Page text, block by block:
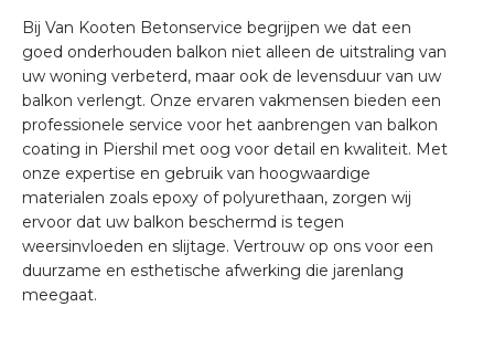
Bij Van Kooten Betonservice begrijpen we dat een
goed onderhouden balkon niet alleen de uitstraling van
uw woning verbeterd, maar ook de levensduur van uw
balkon verlengt. Onze ervaren vakmensen bieden een
professionele service voor het aanbrengen van balkon
coating in Piershil met oog voor detail en kwaliteit. Met
onze expertise en gebruik van hoogwaardige
materialen zoals epoxy of polyurethaan, zorgen wij
ervoor dat uw balkon beschermd is tegen
weersinvloeden en slijtage. Vertrouw op ons voor een
duurzame en esthetische afwerking die jarenlang
meegaat.